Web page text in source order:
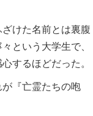
けた名前とは裏腹
という大学生で、
するほどだった。
『亡霊たちの咆